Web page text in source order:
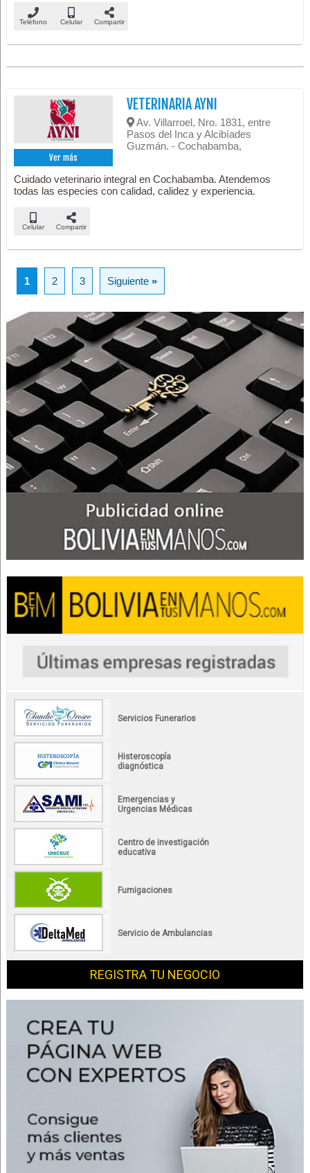
Teléfono Celular Compartir
Ver más
VETERINARIA AYNI
Av. Villarroel, Nro. 1831, entre
Pasos del Inca y Alcibíades
Guzmán. - Cochabamba,
Cuidado veterinario integral en Cochabamba. Atendemos
todas las especies con calidad, calidez y experiencia.
Celular Compartir
1 2 3 Siguiente»
Servicios Funerarios
Histeroscopía
diagnóstica
Emergencias y
Urgencias Médicas
Centro de investigación
educativa
Fumigaciones
Servicio de Ambulancias
REGISTRA TU NEGOCIO